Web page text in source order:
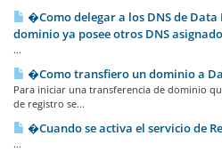
�Como delegar a los DNS de
dominio ya posee otros DNS
...
�Como transfiero un dominio a
Para iniciar una transferencia de dominio
de registro se...
�Cuando se activa el servicio de
...